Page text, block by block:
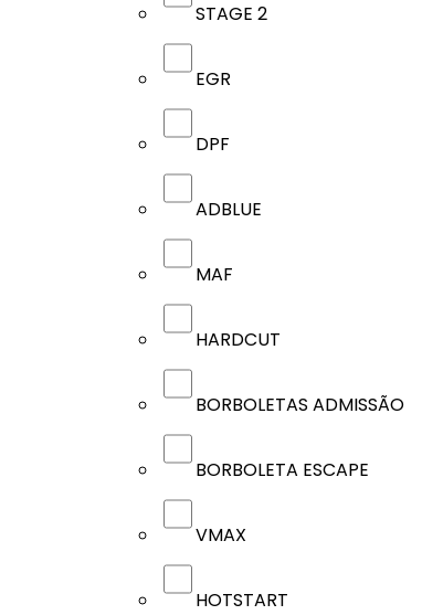
STAGE 2
EGR
DPF
ADBLUE
MAF
HARDCUT
BORBOLETAS ADMISSÃO
BORBOLETA ESCAPE
VMAX
HOTSTART